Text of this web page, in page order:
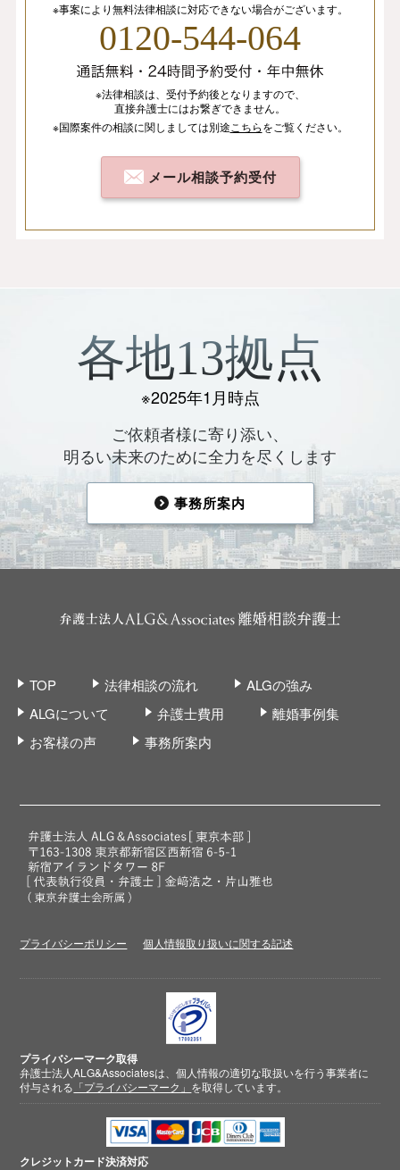
※事案により無料法律相談に対応できない場合がございます。
0120-544-064
※法律相談は、 受付予約後となりますので、
直接弁護士にはお繋ぎできません。
※国際案件の相談に関しましては別途 こちらをご覧ください。
メール相談予約受付
各地13拠点
※2025年1月時点
ご依頼者様に寄り添い、
明るい未来のために全力を尽くします
事務所案内
TOP 法律相談の流れ
ALGの強み
ALGについて
弁護士費用
離婚事例集
お客様の声
事務所案内
プライバシーポリシー 個人情報取り扱いに関する記述
プライバシーマーク取得
弁護士法人ALG&Associatesは、個人情報の適切な取扱いを行う事業者に
付与される 「プライバシーマーク」 を取得しています。
クレジットカード決済対応